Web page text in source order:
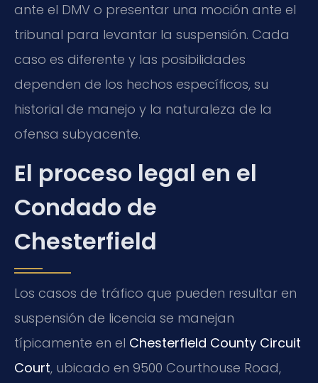
ante el DMV o presentar una moción ante el
tribunal para levantar la suspensión. Cada
caso es diferente y las posibilidades
dependen de los hechos específicos, su
historial de manejo y la naturaleza de la
ofensa subyacente.
El proceso legal en el
Condado de
Chesterfield
Los casos de tráfico que pueden resultar en
suspensión de licencia se manejan
típicamente en el Chesterfield County Circuit
Court, ubicado en 9500 Courthouse Road,